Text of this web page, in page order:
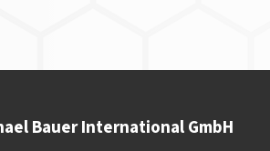
Bauer International GmbH